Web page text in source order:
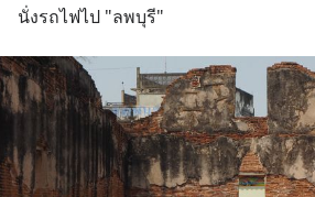
นั่งรถไฟไป "ลพบุรี"